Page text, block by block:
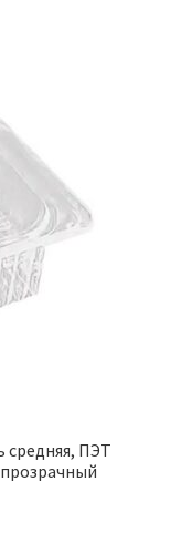
средняя, ПЭТ